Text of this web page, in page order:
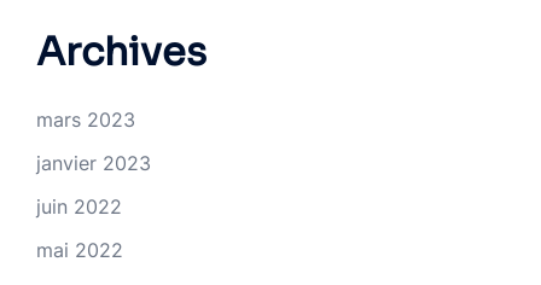
Archives
mars 2023
janvier 2023
juin 2022
mai 2022